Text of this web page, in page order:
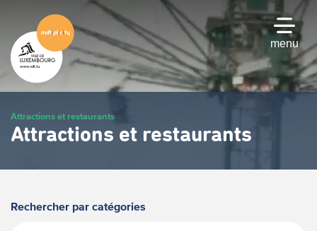
contenu
principal
menu
Attractions et restaurants
Attractions et restaurants
Rechercher par catégories